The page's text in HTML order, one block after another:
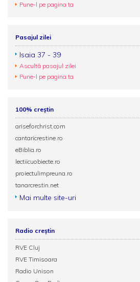
Pune-l pe pagina ta
Pasajul zilei
Isaia 37 - 39
Ascultă pasajul zilei
Pune-l pe pagina ta
100% creștin
ariseforchrist.com
cantaricrestine.ro
eBiblia.ro
lectiicuobiecte.ro
proiectulimpreuna.ro
tanarcrestin.net
Mai multe site-uri
Radio creștin
RVE Cluj
RVE Timisoara
Radio Unison